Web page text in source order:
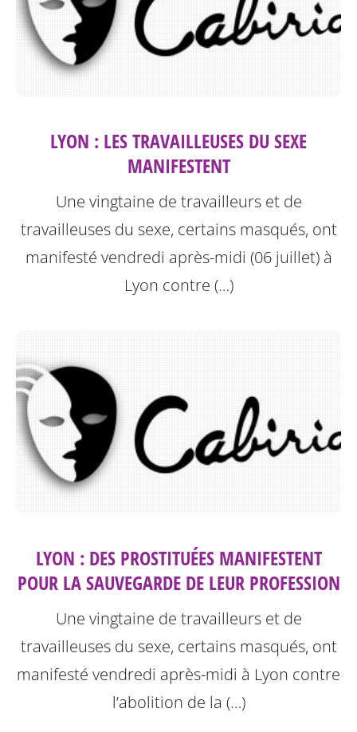
LYON : LES TRAVAILLEUSES DU SEXE
MANIFESTENT
Une vingtaine de travailleurs et de
travailleuses du sexe, certains masqués, ont
manifesté vendredi après-midi (06 juillet) à
Lyon contre (…)
LYON : DES PROSTITUÉES MANIFESTENT
POUR LA SAUVEGARDE DE LEUR PROFESSION
Une vingtaine de travailleurs et de
travailleuses du sexe, certains masqués, ont
manifesté vendredi après-midi à Lyon contre
l’abolition de la (…)